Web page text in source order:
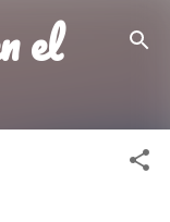
el